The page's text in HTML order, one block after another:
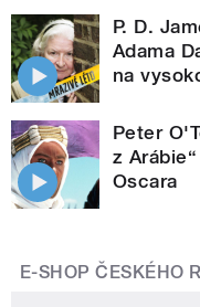
P. D.
Adama
na
Peter
z
Oscara
E-SHOP ČESKÉHO